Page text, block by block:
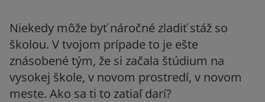
Niekedy môže byť náročné zladiť stáž so
školou. V tvojom prípade to je ešte
znásobené tým, že si začala štúdium na
vysokej škole, v novom prostredí, v novom
meste. Ako sa ti to zatiaľ darí?